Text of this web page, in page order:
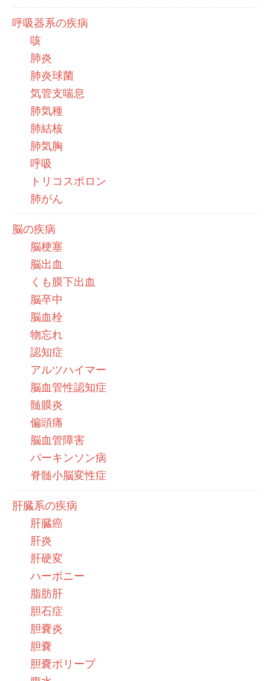
呼吸器系の疾病
咳
肺炎
肺炎球菌
気管支喘息
肺気種
肺結核
肺気胸
呼吸
トリコスポロン
肺がん
脳の疾病
脳梗塞
脳出血
くも膜下出血
脳卒中
脳血栓
物忘れ
認知症
アルツハイマー
脳血管性認知症
髄膜炎
偏頭痛
脳血管障害
パーキンソン病
脊髄小脳変性症
肝臓系の疾病
肝臓癌
肝炎
肝硬変
ハーボニー
脂肪肝
胆石症
胆嚢炎
胆嚢
胆嚢ポリープ